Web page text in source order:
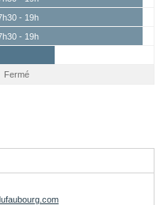
- 19h
- 19h
Fermé